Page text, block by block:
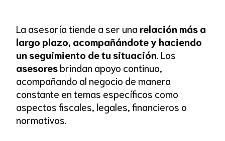
La asesoría tiende a ser unarelación más a
largo plazo, acompañándote y haciendo
un seguimiento de tu situación . Los
asesoresbrindan apoyo continuo,
acompañando al negocio de manera
constante en temas específicos como
aspectos fiscales, legales, financieros o
normativos.